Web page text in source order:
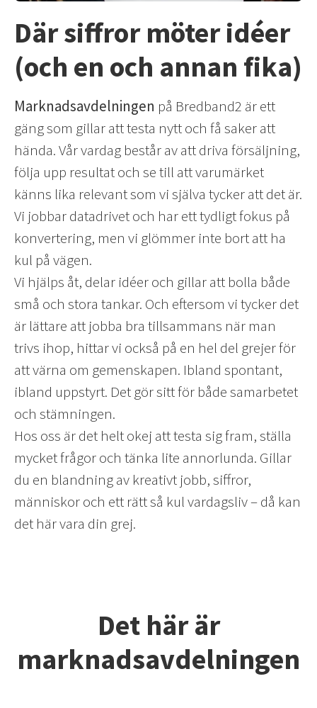
Där siffror möter idéer
(och en och annan fika)
Marknadsavdelningen på Bredband2 är ett
gäng som gillar att testa nytt och få saker att
hända. Vår vardag består av att driva försäljning,
följa upp resultat och se till att varumärket
känns lika relevant som vi själva tycker att det är.
Vi jobbar datadrivet och har ett tydligt fokus på
konvertering, men vi glömmer inte bort att ha
kul på vägen.
Vi hjälps åt, delar idéer och gillar att bolla både
små och stora tankar. Och eftersom vi tycker det
är lättare att jobba bra tillsammans när man
trivs ihop, hittar vi också på en hel del grejer för
att värna om gemenskapen. Ibland spontant,
ibland uppstyrt. Det gör sitt för både samarbetet
och stämningen.
Hos oss är det helt okej att testa sig fram, ställa
mycket frågor och tänka lite annorlunda. Gillar
du en blandning av kreativt jobb, siffror,
människor och ett rätt så kul vardagsliv – då kan
det här vara din grej.
Det här är
marknadsavdelningen